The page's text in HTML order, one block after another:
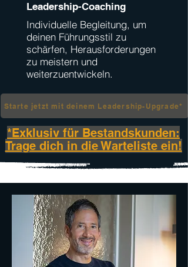
Leadership-Coaching
Individuelle Begleitung, um
deinen Führungsstil zu
schärfen, Herausforderungen
zu meistern und
weiterzuentwickeln.
Starte jetzt mit deinem Leadership-Upgrade*
*Exklusiv für Bestandskunden:
Trage dich in die Warteliste ein!